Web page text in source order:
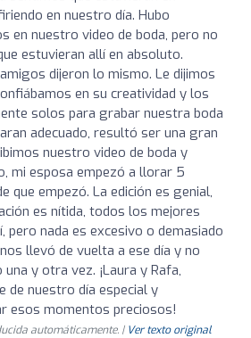
en nuestro día. Hubo
en nuestro video de boda, pero no
estuvieran allí en absoluto.
dijeron lo mismo. Le dijimos
en su creatividad y los
solos para grabar nuestra boda
adecuado, resultó ser una gran
nuestro video de boda y
mi esposa empezó a llorar 5
que empezó. La edición es genial,
es nítida, todos los mejores
pero nada es excesivo o demasiado
llevó de vuelta a ese día y no
y otra vez. ¡Laura y Rafa,
de nuestro día especial y
esos momentos preciosos!
automáticamente. | Ver texto original